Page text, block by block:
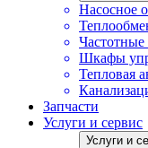
Насосное
Частотные
Шкафы
Тепловая
Запчасти
Услуги и сервис
Услуги и